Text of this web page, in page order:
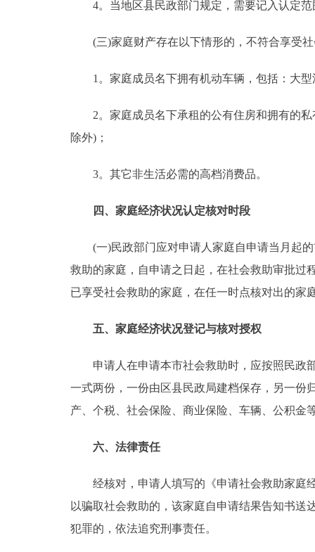
4。当地区县民政部门规定，需要记入认定范
(三)家庭财产存在以下情形的，不符合享受社
1。家庭成员名下拥有机动车辆，包括：大型
2。家庭成员名下承租的公有住房和拥有的私
除外)；
3。其它非生活必需的高档消费品。
四、家庭经济状况认定核对时段
(一)民政部门应对申请人家庭自申请当月起的
救助的家庭，自申请之日起，在社会救助审批过
已享受社会救助的家庭，在任一时点核对出的家
五、家庭经济状况登记与核对授权
申请人在申请本市社会救助时，应按照民政部
一式两份，一份由区县民政局建档保存，另一份
产、个税、社会保险、商业保险、车辆、公积金
六、法律责任
经核对，申请人填写的《申请社会救助家庭经
以骗取社会救助的，该家庭自申请结果告知书
犯罪的，依法追究刑事责任。